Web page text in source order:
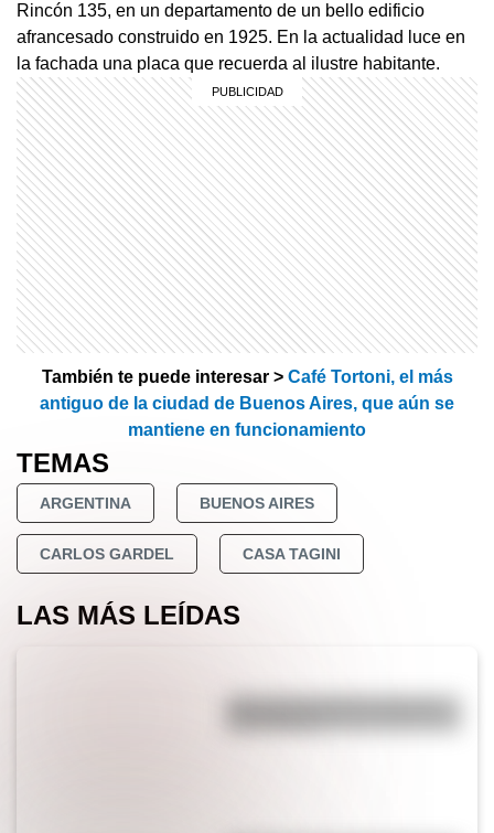
Rincón 135, en un departamento de un bello edificio
afrancesado construido en 1925. En la actualidad luce en
la fachada una placa que recuerda al ilustre habitante.
También te puede interesar > Café Tortoni, el más
antiguo de la ciudad de Buenos Aires, que aún se
mantiene en funcionamiento
TEMAS
ARGENTINA BUENOS AIRES
CARLOS GARDEL CASA TAGINI
LAS MÁS LEÍDAS
¿Por qué los perros se ponen